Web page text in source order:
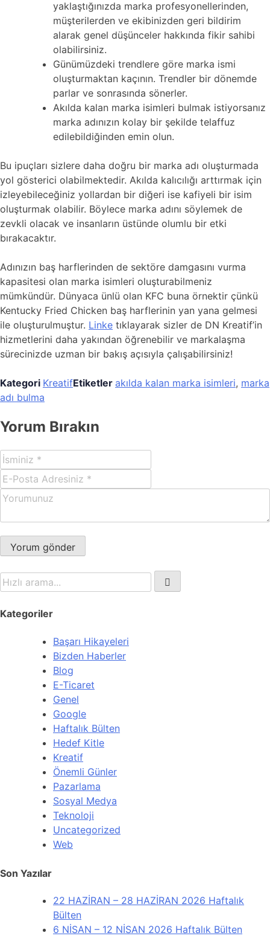
yaklaştığınızda marka profesyonellerinden,
müşterilerden ve ekibinizden geri bildirim
alarak genel düşünceler hakkında fikir sahibi
olabilirsiniz.
Günümüzdeki trendlere göre marka ismi
oluşturmaktan kaçının. Trendler bir dönemde
parlar ve sonrasında sönerler.
Akılda kalan marka isimleri bulmak istiyorsanız
marka adınızın kolay bir şekilde telaffuz
edilebildiğinden emin olun.
Bu ipuçları sizlere daha doğru bir marka adı oluşturmada
yol gösterici olabilmektedir. Akılda kalıcılığı arttırmak için
izleyebileceğiniz yollardan bir diğeri ise kafiyeli bir isim
oluşturmak olabilir. Böylece marka adını söylemek de
zevkli olacak ve insanların üstünde olumlu bir etki
bırakacaktır.
Adınızın baş harflerinden de sektöre damgasını vurma
kapasitesi olan marka isimleri oluşturabilmeniz
mümkündür. Dünyaca ünlü olan KFC buna örnektir çünkü
Kentucky Fried Chicken baş harflerinin yan yana gelmesi
ile oluşturulmuştur. Linke tıklayarak sizler de DN Kreatif’in
hizmetlerini daha yakından öğrenebilir ve markalaşma
sürecinizde uzman bir bakış açısıyla çalışabilirsiniz!
Kategori KreatifEtiketler akılda kalan marka isimleri, marka
adı bulma
Yorum Bırakın
Kategoriler
Başarı Hikayeleri
Bizden Haberler
Blog
E-Ticaret
Genel
Google
Haftalık Bülten
Hedef Kitle
Kreatif
Önemli Günler
Pazarlama
Sosyal Medya
Teknoloji
Uncategorized
Web
Son Yazılar
22 HAZİRAN – 28 HAZİRAN 2026 Haftalık
Bülten
6 NİSAN – 12 NİSAN 2026 Haftalık Bülten